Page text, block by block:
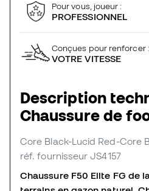
Pour vous, joueur :
PROFESSIONNEL
Conçues pour renforcer :
VOTRE VITESSE
Description
Chaussure de
Core Black-Lucid Red-Core
réf. fournisseur JS4157
Chaussure F50 Elite FG de